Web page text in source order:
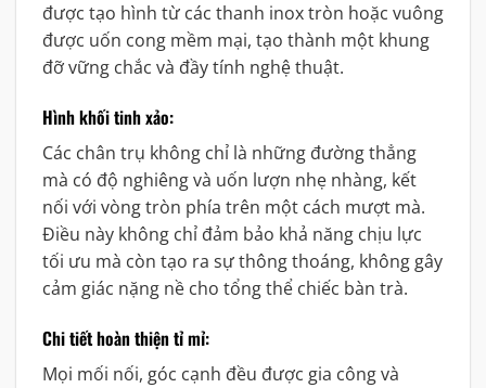
được tạo hình từ các thanh inox tròn hoặc vuông
được uốn cong mềm mại, tạo thành một khung
đỡ vững chắc và đầy tính nghệ thuật.
Hình khối tinh xảo:
Các chân trụ không chỉ là những đường thẳng
mà có độ nghiêng và uốn lượn nhẹ nhàng, kết
nối với vòng tròn phía trên một cách mượt mà.
Điều này không chỉ đảm bảo khả năng chịu lực
tối ưu mà còn tạo ra sự thông thoáng, không gây
cảm giác nặng nề cho tổng thể chiếc bàn trà.
Chi tiết hoàn thiện tỉ mỉ:
Mọi mối nối, góc cạnh đều được gia công và